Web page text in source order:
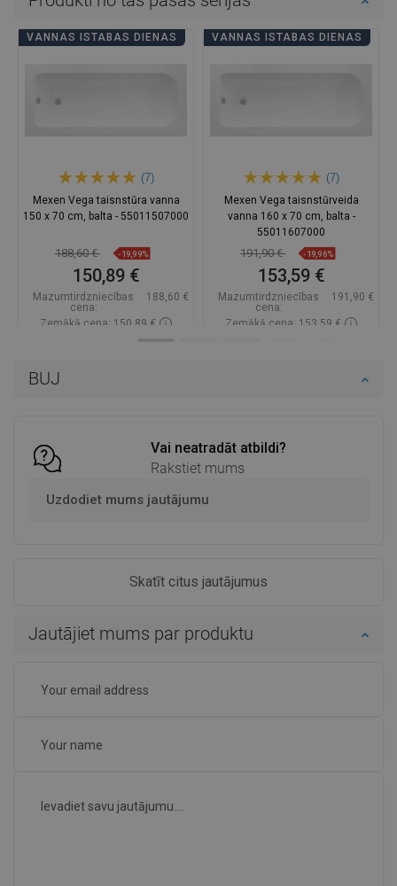
BUJ
Vai neatradāt atbildi?
Rakstiet mums
Uzdodiet mums jautājumu
Skatīt citus jautājumus
Jautājiet mums par produktu
VANNAS ISTABAS DIENAS
(7)
Mexen Vega taisnstūra vanna
150 x 70 cm, balta - 55011507000
188,60 € -19,99%
150,89 €
Mazumtirdzniecības
cena:
188,60 €
Zemākā cena: 150,89 €
VANNAS ISTABAS DIENAS
(7)
Mexen Vega taisnstūrveida
vanna 160 x 70 cm, balta -
55011607000
191,90 € -19,96%
153,59 €
Mazumtirdzniecības
cena:
191,90 €
Zemākā cena: 153,59 €